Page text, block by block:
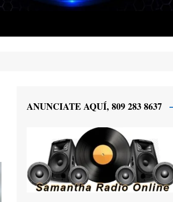
ANUNCIATE AQUÍ, 809 283 8637